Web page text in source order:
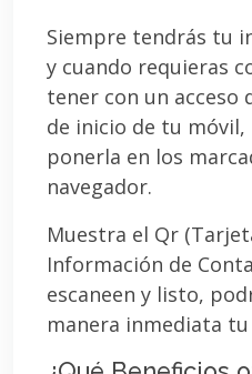
Siempre tendrás tu
y cuando requieras
tener con un acceso
de inicio de tu móvil,
ponerla en los
navegador.
Muestra el Qr
Información de
escaneen y listo,
manera inmediata